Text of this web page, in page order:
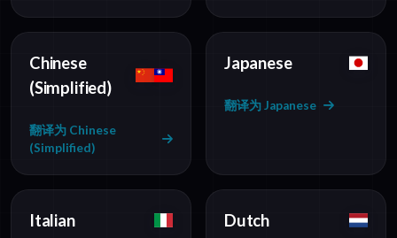
Chinese
(Simplified)
翻译为 Chinese
(Simplified)
Japanese
翻译为 Japanese
Italian Dutch